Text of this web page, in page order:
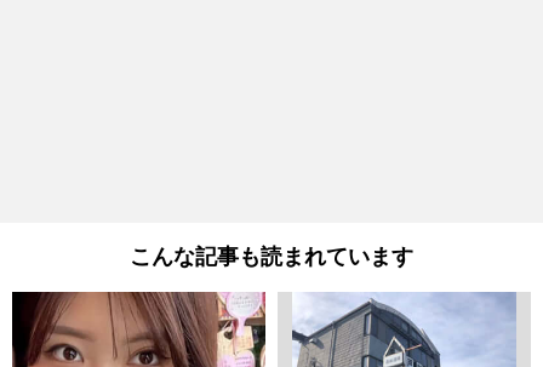
こんな記事も読まれています